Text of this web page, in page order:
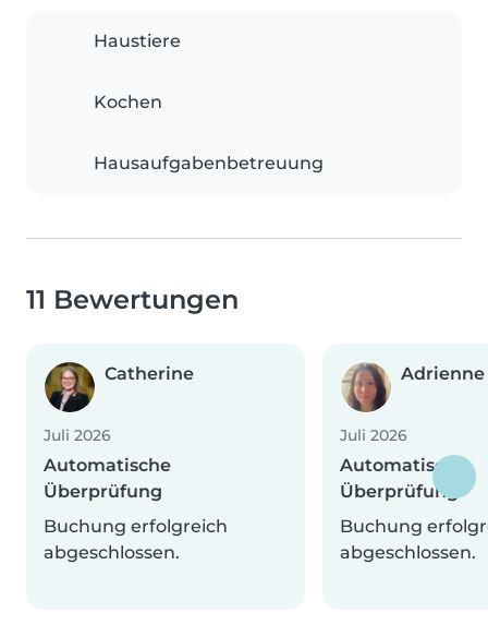
Haustiere
Kochen
Hausaufgabenbetreuung
11 Bewertungen
Catherine
Juli 2026
Automatische
Überprüfung
Buchung erfolgreich
abgeschlossen.
Adrienne
Juli 2026
Automatische
Überprüfung
Buchung
abgeschlossen.